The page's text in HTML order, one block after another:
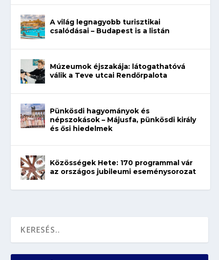
A világ legnagyobb turisztikai
csalódásai – Budapest is a listán
Múzeumok éjszakája: látogathatóvá
válik a Teve utcai Rendőrpalota
Pünkösdi hagyományok és
népszokások – Májusfa, pünkösdi király
és ősi hiedelmek
Közösségek Hete: 170 programmal vár
az országos jubileumi eseménysorozat